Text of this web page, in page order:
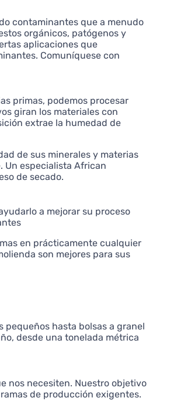
contaminantes que a menudo
orgánicos, patógenos y
aplicaciones que
Comuníquese con
primas, podemos procesar
giran los materiales con
extrae la humedad de
de sus minerales y materias
Un especialista African
de secado.
a mejorar su proceso
en prácticamente cualquier
son mejores para sus
pequeños hasta bolsas a granel
desde una tonelada métrica
nos necesiten. Nuestro objetivo
de producción exigentes.